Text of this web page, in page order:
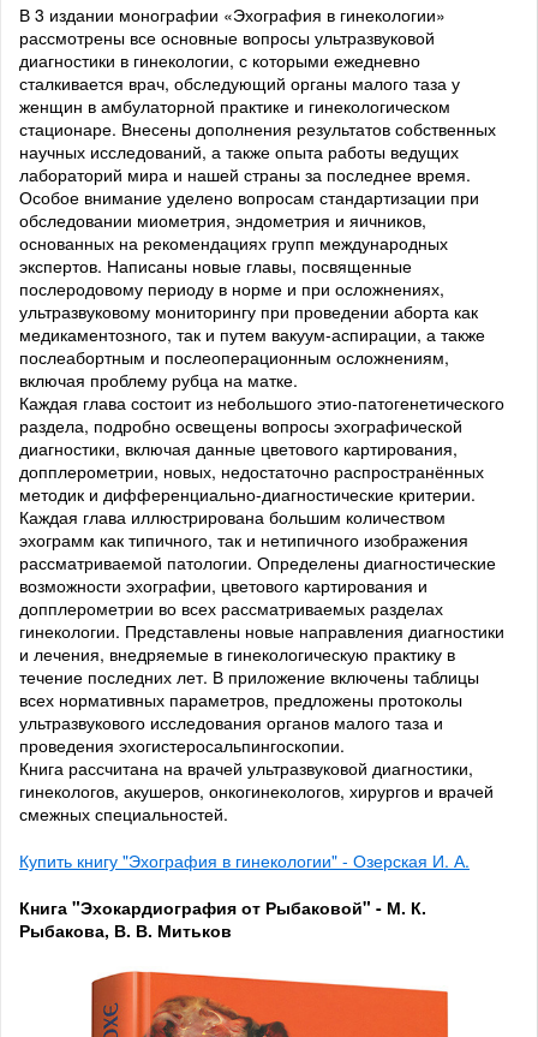
В 3 издании монографии «Эхография в гинекологии»
рассмотрены все основные вопросы ультразвуковой
диагностики в гинекологии, с которыми ежедневно
сталкивается врач, обследующий органы малого таза у
женщин в амбулаторной практике и гинекологическом
стационаре. Внесены дополнения результатов собственных
научных исследований, а также опыта работы ведущих
лабораторий мира и нашей страны за последнее время.
Особое внимание уделено вопросам стандартизации при
обследовании миометрия, эндометрия и яичников,
основанных на рекомендациях групп международных
экспертов. Написаны новые главы, посвященные
послеродовому периоду в норме и при осложнениях,
ультразвуковому мониторингу при проведении аборта как
медикаментозного, так и путем вакуум-аспирации, а также
послеабортным и послеоперационным осложнениям,
включая проблему рубца на матке.
Каждая глава состоит из небольшого этио-патогенетического
раздела, подробно освещены вопросы эхографической
диагностики, включая данные цветового картирования,
допплерометрии, новых, недостаточно распространённых
методик и дифференциально-диагностические критерии.
Каждая глава иллюстрирована большим количеством
эхограмм как типичного, так и нетипичного изображения
рассматриваемой патологии. Определены диагностические
возможности эхографии, цветового картирования и
допплерометрии во всех рассматриваемых разделах
гинекологии. Представлены новые направления диагностики
и лечения, внедряемые в гинекологическую практику в
течение последних лет. В приложение включены таблицы
всех нормативных параметров, предложены протоколы
ультразвукового исследования органов малого таза и
проведения эхогистеросальпингоскопии.
Книга рассчитана на врачей ультразвуковой диагностики,
гинекологов, акушеров, онкогинекологов, хирургов и врачей
смежных специальностей.
Купить книгу "Эхография в гинекологии" - Озерская И. А.
Книга "Эхокардиография от Рыбаковой" - М. К.
Рыбакова, В. В. Митьков